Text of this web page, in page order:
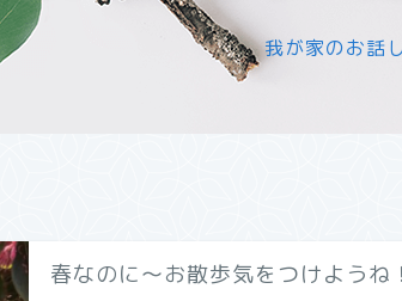
我が家のお話
春なのに〜お散歩気をつけようね！